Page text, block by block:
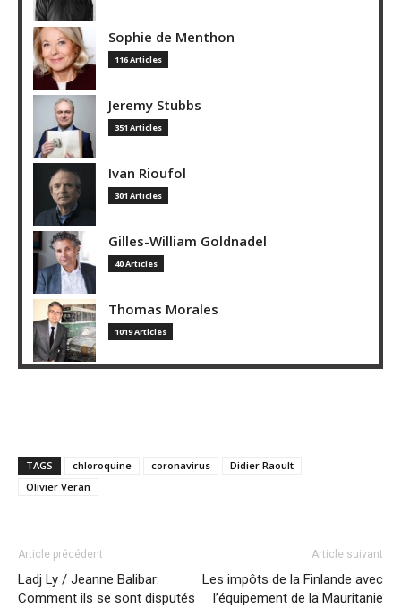
Sophie de Menthon
116 Articles
Jeremy Stubbs
351 Articles
Ivan Rioufol
301 Articles
Gilles-William Goldnadel
40 Articles
Thomas Morales
1019 Articles
TAGS chloroquine coronavirus
Didier Raoult
Olivier Veran
Article précédent
Ladj Ly / Jeanne Balibar:
Comment ils se sont disputés
Article suivant
Les impôts de la Finlande avec
l’équipement de la Mauritanie